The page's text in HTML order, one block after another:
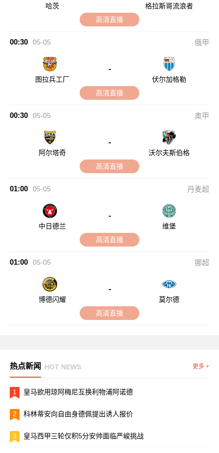
哈茨
格拉斯哥流浪者
高清直播
00:30 05-05 俄甲
图拉兵工厂
-
伏尔加格勒
高清直播
00:30 05-05 奥甲
阿尔塔奇
-
沃尔夫斯伯格
高清直播
01:00 05-05 丹麦超
中日德兰
-
维堡
高清直播
01:00 05-05 挪超
博德闪耀
-
莫尔德
高清直播
热点新闻 HOT NEWS 更多 +
1 皇马欲用琼阿梅尼互换利物浦阿诺德
2 科林蒂安向自由身德佩提出诱人报价
3 皇马西甲三轮仅积5分安帅面临严峻挑战